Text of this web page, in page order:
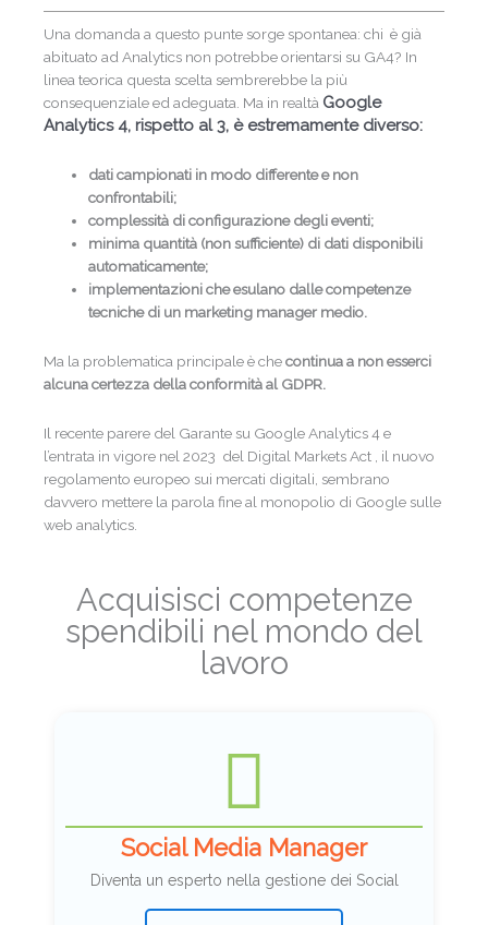
Una domanda a questo punte sorge spontanea: chi è già
abituato ad Analytics non potrebbe orientarsi su GA4? In
linea teorica questa scelta sembrerebbe la più
consequenziale ed adeguata. Ma in realtà Google
Analytics 4, rispetto al 3, è estremamente diverso:
dati campionati in modo differente e non
confrontabili;
complessità di configurazione degli eventi;
minima quantità (non sufficiente) di dati disponibili
automaticamente;
implementazioni che esulano dalle competenze
tecniche di un marketing manager medio.
Ma la problematica principale è checontinua a non esserci
alcuna certezza della conformità al GDPR.
Il recente parere del Garante su Google Analytics 4 e
l’entrata in vigore nel 2023 del Digital Markets Act , il nuovo
regolamento europeo sui mercati digitali, sembrano
davvero mettere la parola fine al monopolio di Google sulle
web analytics.
Acquisisci competenze
spendibili nel mondo del
lavoro
Social Media Manager
Diventa un esperto nella gestione dei Social